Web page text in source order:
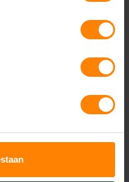
capuchon, verstelbare
voor elektronica.
weinig licht.
wasmiddel voor